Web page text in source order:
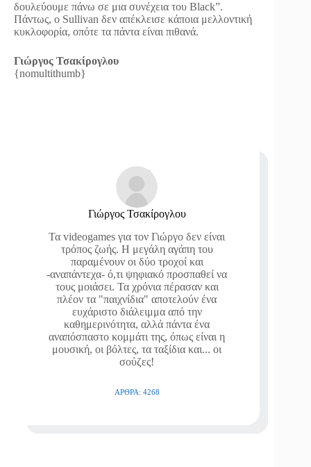
δουλεύουμε πάνω σε μια συνέχεια του Black”.
Πάντως, ο Sullivan δεν απέκλεισε κάποια μελλοντική
κυκλοφορία, οπότε τα πάντα είναι πιθανά.
Γιώργος Τσακίρογλου
{nomultithumb}
Γιώργος Τσακίρογλου
Τα videogames για τον Γιώργο δεν είναι
τρόπος ζωής. Η μεγάλη αγάπη του
παραμένουν οι δύο τροχοί και
-αναπάντεχα- ό,τι ψηφιακό προσπαθεί να
τους μοιάσει. Τα χρόνια πέρασαν και
πλέον τα "παιχνίδια" αποτελούν ένα
ευχάριστο διάλειμμα από την
καθημερινότητα, αλλά πάντα ένα
αναπόσπαστο κομμάτι της, όπως είναι η
μουσική, οι βόλτες, τα ταξίδια και... οι
σούζες!
ΆΡΘΡΑ: 4268